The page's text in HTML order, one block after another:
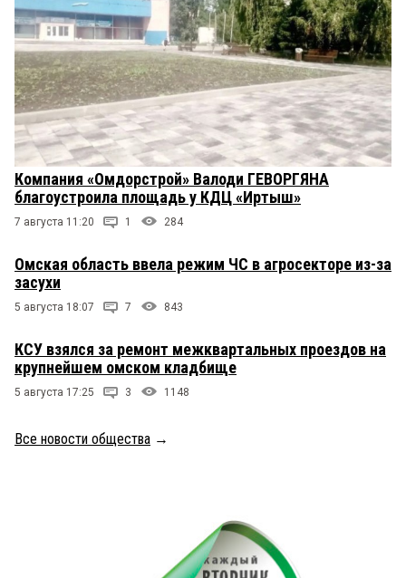
Компания «Омдорстрой» Валоди ГЕВОРГЯНА
благоустроила площадь у КДЦ «Иртыш»
7 августа 11:20 1 284
Омская область ввела режим ЧС в агросекторе из-за
засухи
5 августа 18:07 7 843
КСУ взялся за ремонт межквартальных проездов на
крупнейшем омском кладбище
5 августа 17:25 3 1148
Все новости общества →